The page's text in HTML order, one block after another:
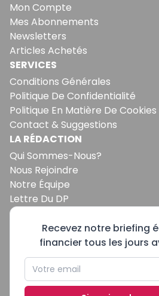
Mon Compte
Mes Abonnements
Newsletters
Articles Achetés
SERVICES
Conditions Générales
Politique De Confidentialité
Politique En Matière De Cookies
Contact & Suggestions
LA RÉDACTION
Qui Sommes-Nous?
Nous Rejoindre
Notre Équipe
Lettre Du DP
Recevez notre briefing
financier tous les jours